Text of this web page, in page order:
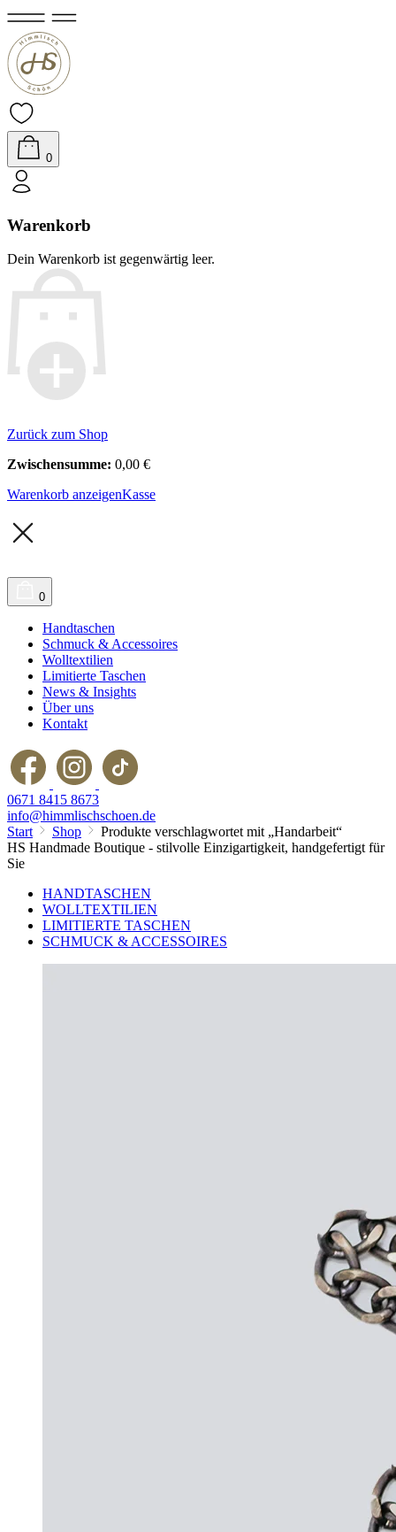
0
Warenkorb
Dein Warenkorb ist gegenwärtig leer.
Zurück zum Shop
Zwischensumme: 0,00 €
Warenkorb anzeigenKasse
0
Handtaschen
Schmuck & Accessoires
Wolltextilien
Limitierte Taschen
News & Insights
Über uns
Kontakt
0671 8415 8673
info@himmlischschoen.de
Start
Shop
Produkte verschlagwortet mit „Handarbeit“
HS Handmade Boutique - stilvolle Einzigartigkeit, handgefertigt für
Sie
HANDTASCHEN
WOLLTEXTILIEN
LIMITIERTE TASCHEN
SCHMUCK & ACCESSOIRES